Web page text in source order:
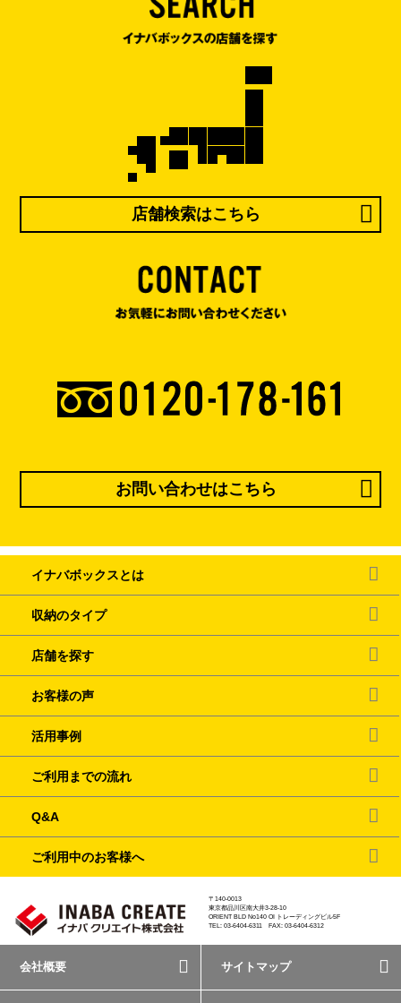
店舗検索はこちら
お問い合わせはこちら
イナバボックスとは
収納のタイプ
店舗を探す
お客様の声
活用事例
ご利用までの流れ
Q&A
ご利用中のお客様へ
〒140-0013
東京都品川区南大井3-28-10
ORIENT BLD No140 OI トレーディングビル5F
TEL: 03-6404-6311 FAX: 03-6404-6312
会社概要 サイトマップ